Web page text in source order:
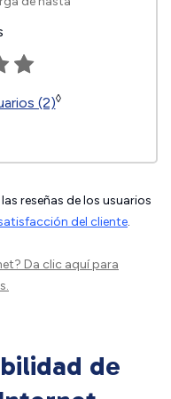
(2)◊
reseñas de los usuarios
del cliente.
Da clic aquípara
de